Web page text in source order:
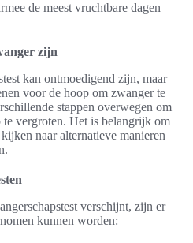
de meest vruchtbare dagen
zijn
kan ontmoedigend zijn, maar
voor de hoop om zwanger te
stappen overwegen om
te vergroten. Het is belangrijk om
naar alternatieve manieren
verschijnt, zijn er
kunnen worden: